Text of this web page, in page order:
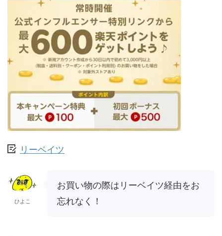
リーベイツ
ひよこ
お買い物の際はリーベイツ経由をお
忘れなく！